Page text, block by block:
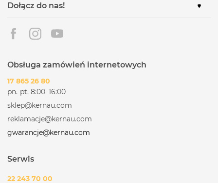
Dołącz do nas!
Obsługa zamówień internetowych
17 865 26 80
pn.-pt. 8:00–16:00
sklep@kernau.com
reklamacje@kernau.com
gwarancje@kernau.com
Serwis
22 243 70 00